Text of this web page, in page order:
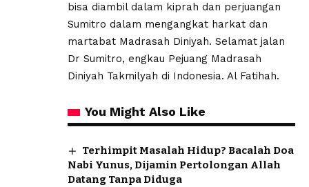
bisa diambil dalam kiprah dan perjuangan
Sumitro dalam mengangkat harkat dan
martabat Madrasah Diniyah. Selamat jalan
Dr Sumitro, engkau Pejuang Madrasah
Diniyah Takmilyah di Indonesia. Al Fatihah.
You Might Also Like
Terhimpit Masalah Hidup? Bacalah Doa
Nabi Yunus, Dijamin Pertolongan Allah
Datang Tanpa Diduga